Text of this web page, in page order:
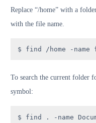
Replace “/home” with a
with the file name.
$ find /home -
To search the current folder
symbol:
$ find . -name